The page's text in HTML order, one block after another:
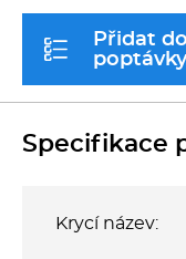
Kotle
Přidat do
Specifikace
Krycí název: